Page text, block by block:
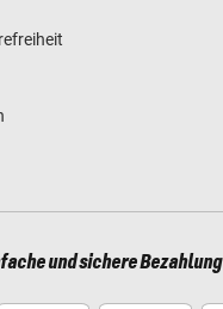
und sichere Bezahlung